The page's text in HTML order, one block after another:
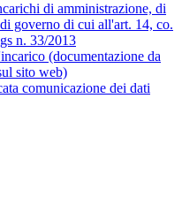
di amministrazione, di
governo di cui all'art. 14, co.
n. 33/2013
(documentazione da
sito web)
comunicazione dei dati